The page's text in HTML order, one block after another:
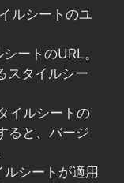
ルシートのユ
ートのURL。
スタイルシー
イルシートの
ると、バージ
シートが適用